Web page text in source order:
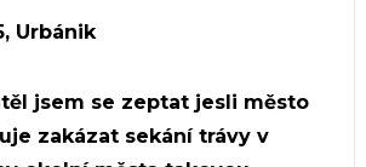
Urbánik
jsem se zeptat jesli město
zakázat sekání trávy v